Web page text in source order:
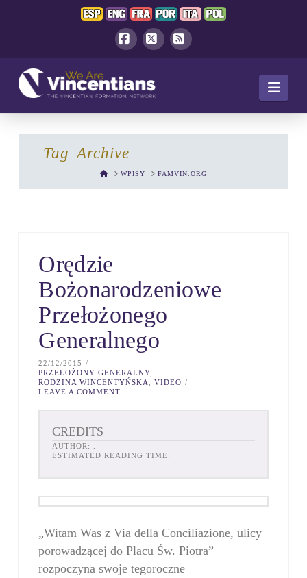
Tag Archive
HOMEWPISY FAMVIN.ORG
Orędzie
Bożonarodzeniowe
Przełożonego
Generalnego
22/12/2015
PRZEŁOŻONY GENERALNY
RODZINA WINCENTYŃSKA
,VIDEO
LEAVE A COMMENT
CREDITS
AUTHOR:
ESTIMATED READING TIME:
„Witam Was z Via della Conciliazione, ulicy
porowadzącej do Placu Św. Piotra”
rozpoczyna swoje tegoroczne